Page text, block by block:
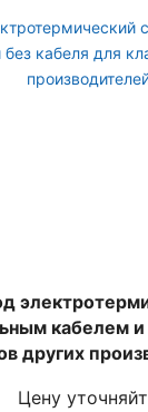
кабелем и
других
Цену